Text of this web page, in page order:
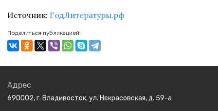
Источник: ГодЛитературы.рф
Поделиться публикацией:
Адрес
690002, г. Владивосток, ул. Некрасовская, д. 59-а